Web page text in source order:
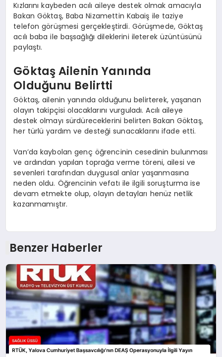
Kızlarını kaybeden acılı aileye destek olmak amacıyla
Bakan Göktaş, Baba Nizamettin Kabaiş ile taziye
telefon görüşmesi gerçekleştirdi. Görüşmede, Göktaş
acılı baba ile başsağlığı dileklerini ileterek üzüntüsünü
paylaştı.
Göktaş Ailenin Yanında
Olduğunu Belirtti
Göktaş, ailenin yanında olduğunu belirterek, yaşanan
olayın takipçisi olacaklarını vurguladı. Acılı aileye
destek olmayı sürdüreceklerini belirten Bakan Göktaş,
her türlü yardım ve desteği sunacaklarını ifade etti.
Van’da kaybolan genç öğrencinin cesedinin bulunması
ve ardından yapılan toprağa verme töreni, ailesi ve
sevenleri tarafından duygusal anlar yaşanmasına
neden oldu. Öğrencinin vefatı ile ilgili soruşturma ise
devam etmekte olup, olayın detayları henüz netlik
kazanmamıştır.
Benzer Haberler